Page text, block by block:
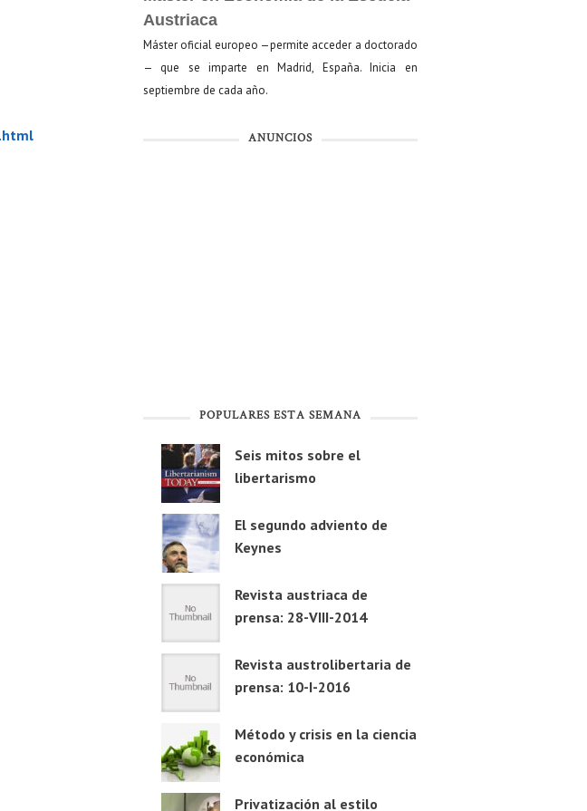
Austriaca
Máster oficial europeo —permite acceder a doctorado
— que se imparte en Madrid, España. Inicia en
septiembre de cada año.
ANUNCIOS
POPULARES ESTA SEMANA
Seis mitos sobre el
libertarismo
El segundo adviento de
Keynes
Revista austriaca de
prensa: 28-VIII-2014
Revista austrolibertaria de
prensa: 10-I-2016
Método y crisis en la ciencia
económica
Privatización al estilo